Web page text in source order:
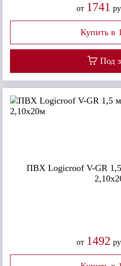
от 1741
Под
ПВХ Logicroof V-GR
от 1492